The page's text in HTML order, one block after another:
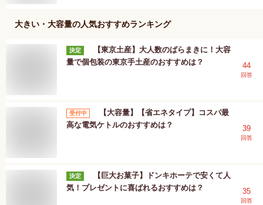
大きい・大容量の人気おすすめランキング
決定
【東京土産】大人数のばらまきに！大容
量で個包装の東京手土産のおすすめは？
44
回答
受付中
【大容量】【省エネタイプ】コスパ最
高な電気ケトルのおすすめは？
39
回答
決定
【巨大お菓子】ドンキホーテで安くて人
気！プレゼントに喜ばれるおすすめは？
35
回答